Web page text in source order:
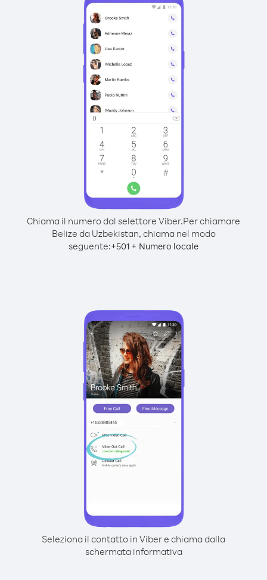
Chiama il numero dal selettore Viber.Per chiamare
Belize da Uzbekistan, chiama nel modo
seguente:+501 + Numero locale
Seleziona il contatto in Viber e chiama dalla
schermata informativa